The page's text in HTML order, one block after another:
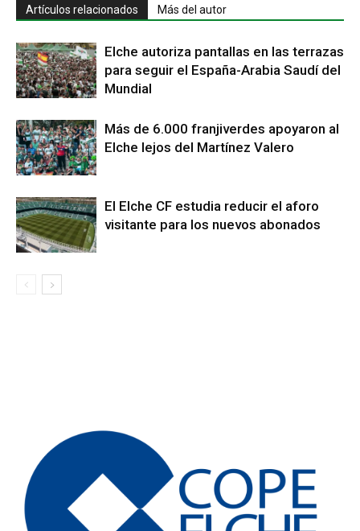
Artículos relacionados Más del autor
Elche autoriza pantallas en las terrazas
para seguir el España-Arabia Saudí del
Mundial
Más de 6.000 franjiverdes apoyaron al
Elche lejos del Martínez Valero
El Elche CF estudia reducir el aforo
visitante para los nuevos abonados